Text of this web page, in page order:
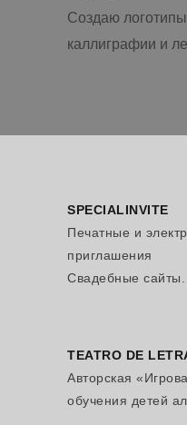
Создаю
каллиграфии и
TEATRO DE
Авторская
обучения детей
SPECIALINVITE
Печатные и
приглашения
Свадебные сайты.